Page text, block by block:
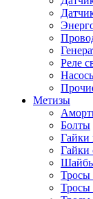
Реле
Метизы
Болты
Гайки
Гайки
Тросы
Тросы